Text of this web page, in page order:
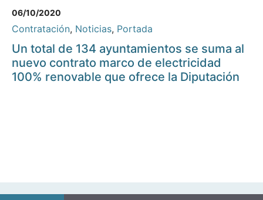
06/10/2020
Contratación, Noticias, Portada
Un total de 134 ayuntamientos se suma al
nuevo contrato marco de electricidad
100% renovable que ofrece la Diputación